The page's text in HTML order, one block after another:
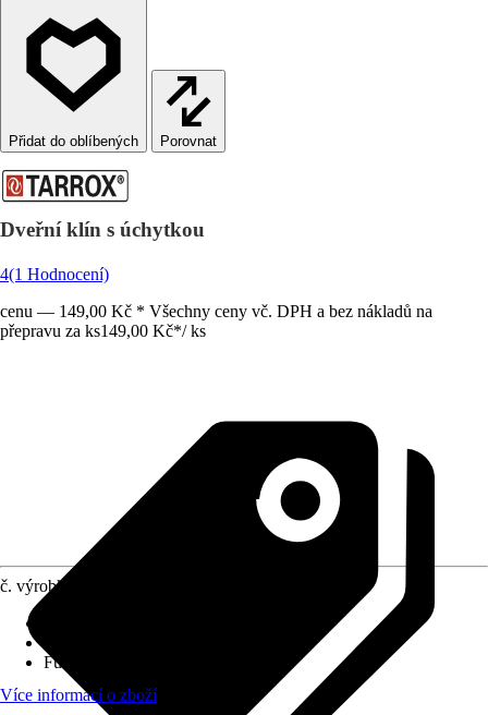
Porovnat
Dveřní klín s úchytkou
4(1 Hodnocení)
cenu — 149,00 Kč * Všechny ceny vč. DPH a bez nákladů na
přepravu za ks149,00 Kč*/ ks
č. výrobku
Funkce
Více informací o zboží